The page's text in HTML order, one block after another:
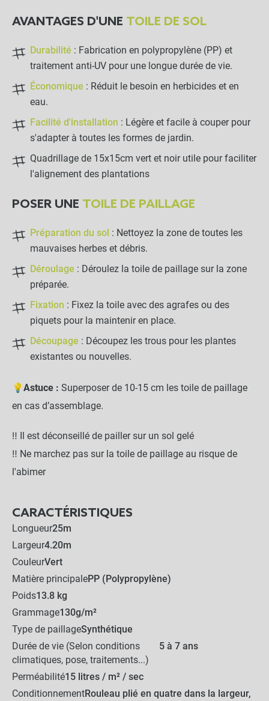
89,50 €
NOTRE RECOMMANDATION POUR
UNE POSE EN TOUTE TRANQUILLITÉ
Lot de 100 agrafes Métal
14,90 €
LES PRODUITS ALTERNATIFS
4x9x24cm - Sol caillouteux
41,90 € - +
29,90 €
Kit complet :
Toile de Paillage
89,50 €
Produits associés
AJOUTER L'ENSEMBLE AU
AVANTAGES D'UNE TOILE DE SOL
Durabilité : Fabrication en polypropylène (PP) et
traitement anti-UV pour une longue durée de vie.
Économique : Réduit le besoin en herbicides et en
eau.
Facilité d'installation : Légère et facile à couper pour
s'adapter à toutes les formes de jardin.
Quadrillage de 15x15cm vert et noir utile pour faciliter
l'alignement des plantations
POSER UNE TOILE DE PAILLAGE
Préparation du sol : Nettoyez la zone de toutes les
mauvaises herbes et débris.
Déroulage : Déroulez la toile de paillage sur la zone
préparée.
Fixation : Fixez la toile avec des agrafes ou des
piquets pour la maintenir en place.
Découpage : Découpez les trous pour les plantes
existantes ou nouvelles.
💡Astuce : Superposer de 10-15 cm les toile de paillage
en cas d’assemblage.
‼️ Il est déconseillé de pailler sur un sol gelé
‼️ Ne marchez pas sur la toile de paillage au risque de
l'abimer
CARACTÉRISTIQUES
Longueur25m
Largeur4.20m
CouleurVert
Matière principalePP (Polypropylène)
Poids13.8 kg
Grammage130g/m²
Type de paillageSynthétique
Durée de vie (Selon conditions
climatiques, pose, traitements...)
5 à 7 ans
Perméabilité15 litres / m² / sec
ConditionnementRouleau plié en quatre dans la largeur,